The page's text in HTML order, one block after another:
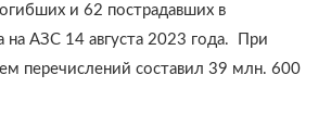
и 62 пострадавших в
на АЗС 14 августа 2023 года. При
перечислений составил 39 млн. 600